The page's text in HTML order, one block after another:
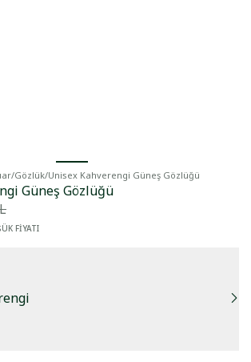
/Gözlük/Unisex Kahverengi Güneş Gözlüğü
Güneş Gözlüğü
FİYATI